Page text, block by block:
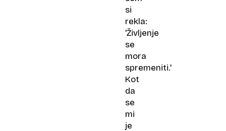
si
rekla:
'Življenje
se
mora
spremeniti.'
Kot
da
se
mi
je